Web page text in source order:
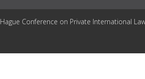
Hague Conference on Private International